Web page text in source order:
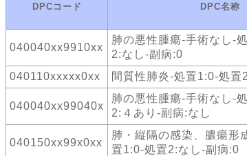
DPCコード DPC名称
040040xx9910xx
肺の悪性腫瘍-手術なし-
2:なし-副病:0
040110xxxxx0xx 間質性肺炎-処置1:0-処置
040040xx99040x
肺の悪性腫瘍-手術なし-
2:４あり-副病:なし
040150xx99x0xx
肺・縦隔の感染、膿瘍形
置1:0-処置2:なし-副病:0